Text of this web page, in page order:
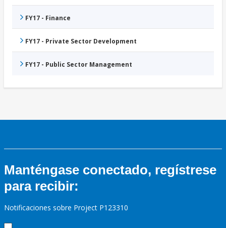
FY17 - Finance
FY17 - Private Sector Development
FY17 - Public Sector Management
Manténgase conectado, regístrese
para recibir:
Notificaciones sobre Project P123310